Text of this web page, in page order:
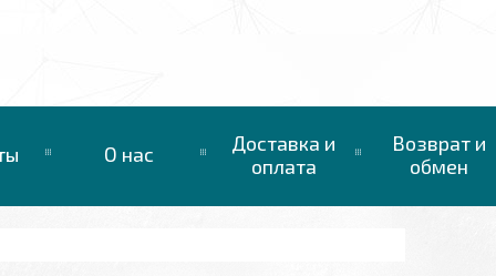
О нас
Доставка и
оплата
Возврат и
обмен